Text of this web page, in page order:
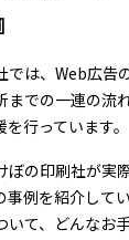
では、Web広告
までの一連の流
行っています。
ぼの印刷社が実
事例を紹介して
いて、どんなお